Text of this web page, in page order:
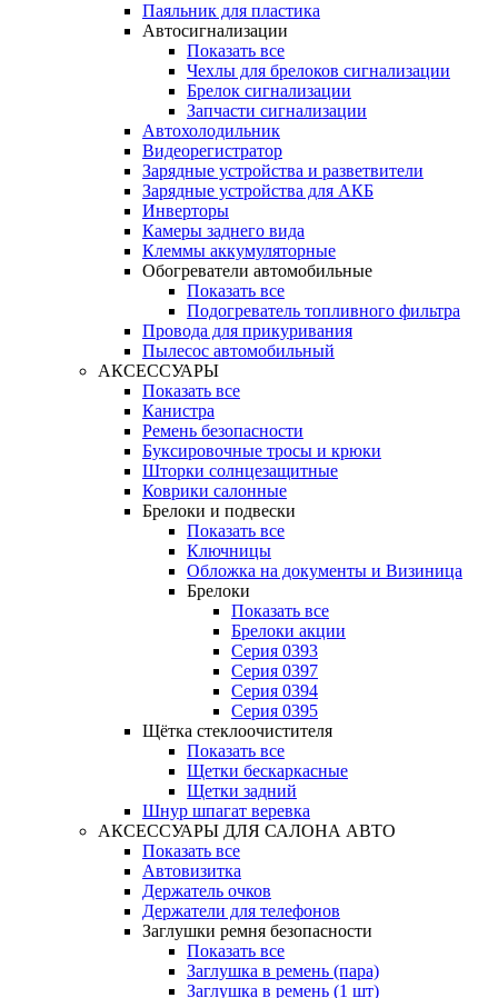
Паяльник для пластика
Автосигнализации
Показать все
Чехлы для брелоков сигнализации
Брелок сигнализации
Запчасти сигнализации
Автохолодильник
Видеорегистратор
Зарядные устройства и разветвители
Зарядные устройства для АКБ
Инверторы
Камеры заднего вида
Клеммы аккумуляторные
Обогреватели автомобильные
Показать все
Подогреватель топливного фильтра
Провода для прикуривания
Пылесос автомобильный
АКСЕССУАРЫ
Показать все
Канистра
Ремень безопасности
Буксировочные тросы и крюки
Шторки солнцезащитные
Коврики салонные
Брелоки и подвески
Показать все
Ключницы
Обложка на документы и Визиница
Брелоки
Показать все
Брелоки акции
Серия 0393
Серия 0397
Серия 0394
Серия 0395
Щётка стеклоочистителя
Показать все
Щетки бескаркасные
Щетки задний
Шнур шпагат веревка
АКСЕССУАРЫ ДЛЯ САЛОНА АВТО
Показать все
Автовизитка
Держатель очков
Держатели для телефонов
Заглушки ремня безопасности
Показать все
Заглушка в ремень (пара)
Заглушка в ремень (1 шт)